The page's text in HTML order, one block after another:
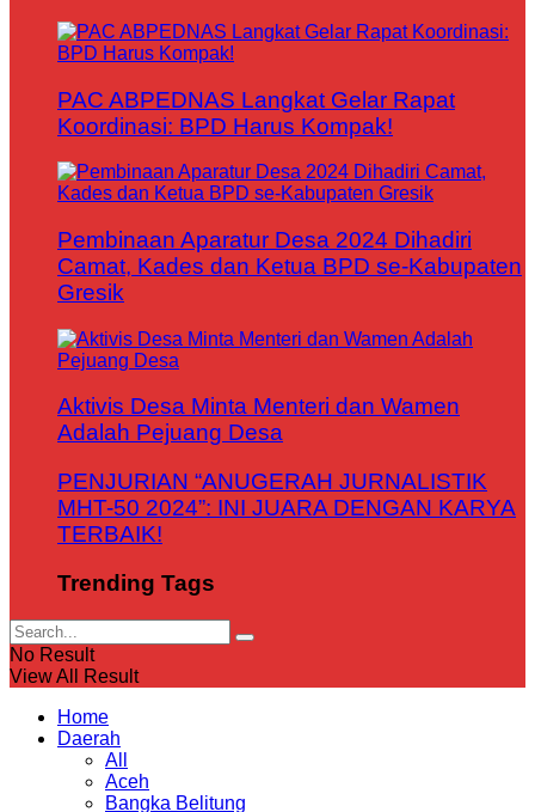
PAC ABPEDNAS Langkat Gelar Rapat
Koordinasi: BPD Harus Kompak!
Pembinaan Aparatur Desa 2024 Dihadiri
Camat, Kades dan Ketua BPD se-Kabupaten
Gresik
Aktivis Desa Minta Menteri dan Wamen
Adalah Pejuang Desa
PENJURIAN “ANUGERAH JURNALISTIK
MHT-50 2024”: INI JUARA DENGAN KARYA
TERBAIK!
Trending Tags
No Result
View All Result
Home
Daerah
All
Aceh
Bangka Belitung